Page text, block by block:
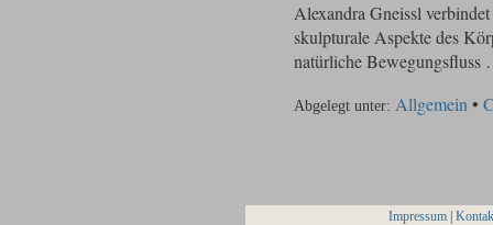
Alexandra Gneissl
skulpturale Aspekte des
natürliche
Abgelegt unter: Allgemein•
Impressum|